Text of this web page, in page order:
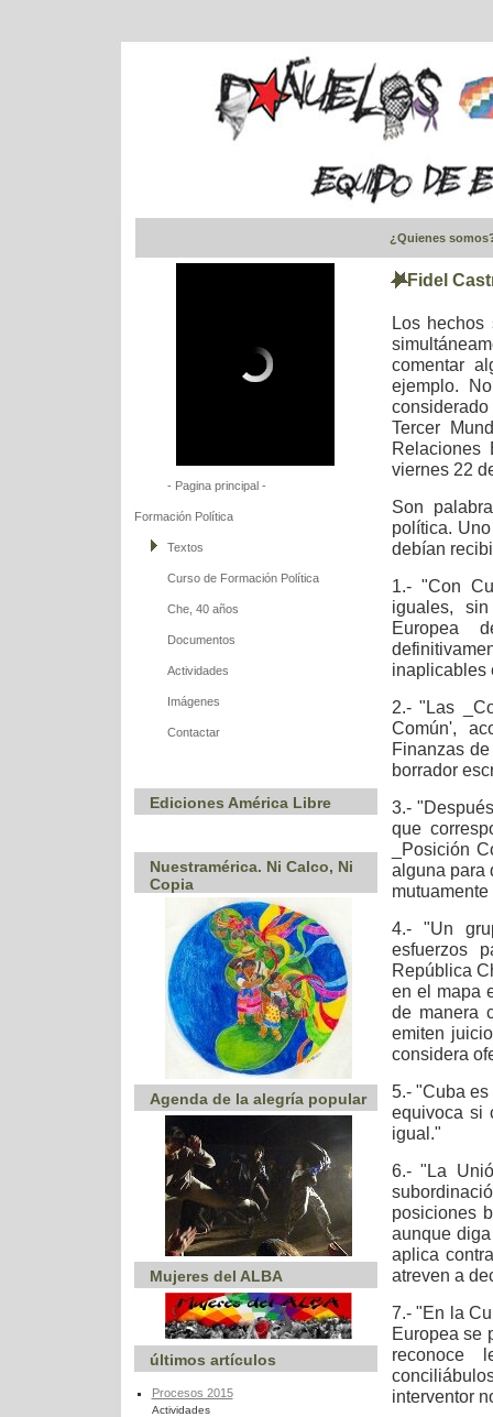
¿Quienes
- Pagina principal -
Formación Política
Textos
Curso de Formación Política
Che, 40 años
Documentos
Actividades
Imágenes
Contactar
Ediciones América Libre
Nuestramérica. Ni Calco, Ni
Copia
Agenda de la alegría popular
Mujeres del ALBA
últimos artículos
Procesos 2015
Actividades
Fidel
Los hechos
comentar
ejemplo.
Tercer
Relaciones
viernes 22
Son
política.
debían
1.- "Con
iguales,
Europea
inaplicables
2.- "Las
Común',
Finanzas
borrador
3.-
que
_Posición
alguna para
4.- "Un
esfuerzos
República
en el mapa
de manera
emiten
considera
5.- "Cuba
equivoca si
igual."
6.- "La
posiciones
aunque
aplica
atreven a
7.- "En la
Europea se
reconoce
interventor